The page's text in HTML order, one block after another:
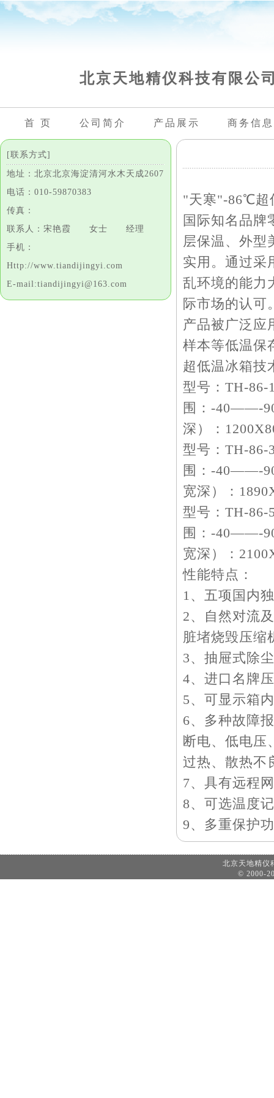
北京天地精仪科技有限公
首 页 公司简介 产品展示 商务信息
[联系方式]
地址：北京北京海淀清河水木天成2607
电话：010-59870383
传真：
联系人：宋艳霞 女士 经理
手机：
Http://www.tiandijingyi.com
E-mail:tiandijingyi@163.com
"天寒"-86℃超
国际知名品牌
层保温、外型
实用。通过采
乱环境的能力
际市场的认可
产品被广泛应
样本等低温保
超低温冰箱技
型号：TH-
围：-40——-
深）：
型号：TH-
围：-40——-
宽深）：
型号：TH-
围：-40——-
宽深）：
性能特点：
1、五项国内
2、自然对流
脏堵烧毁压缩
3、抽屉式除
4、进口名牌
5、可显示箱
6、多种故障
断电、低电压
过热、散热不
7、具有远程
8、可选温度
9、多重保护
北京天地精
© 2000-